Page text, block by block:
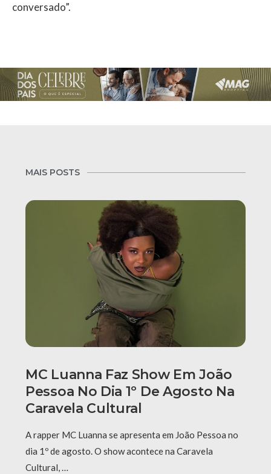
conversado”.
MAIS POSTS
MC Luanna Faz Show Em João
Pessoa No Dia 1º De Agosto Na
Caravela Cultural
A rapper MC Luanna se apresenta em João Pessoa no
dia 1º de agosto. O show acontece na Caravela
Cultural, …